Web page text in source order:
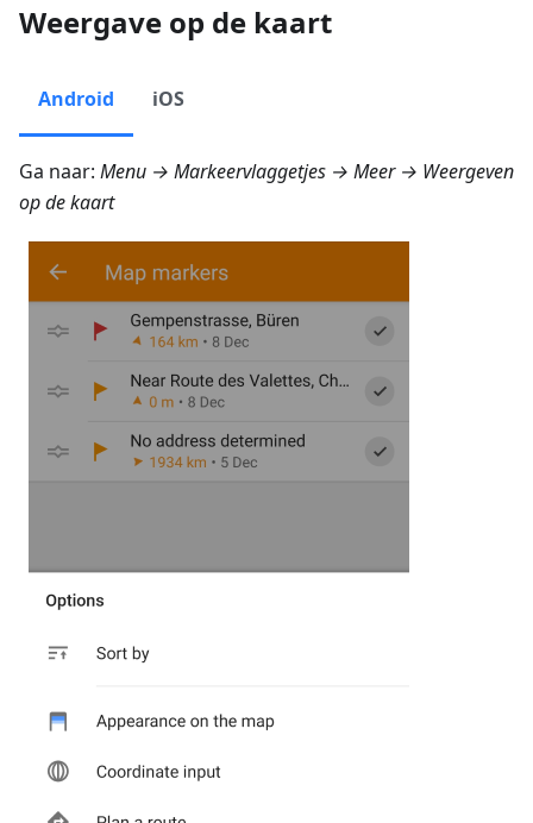
Weergave op de kaart
Android iOS
Ga naar: Menu → Markeervlaggetjes → Meer → Weergeven
op de kaart